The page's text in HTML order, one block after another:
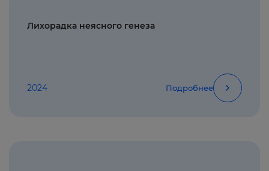
Лихорадка неясного генеза
2024 Подробнее